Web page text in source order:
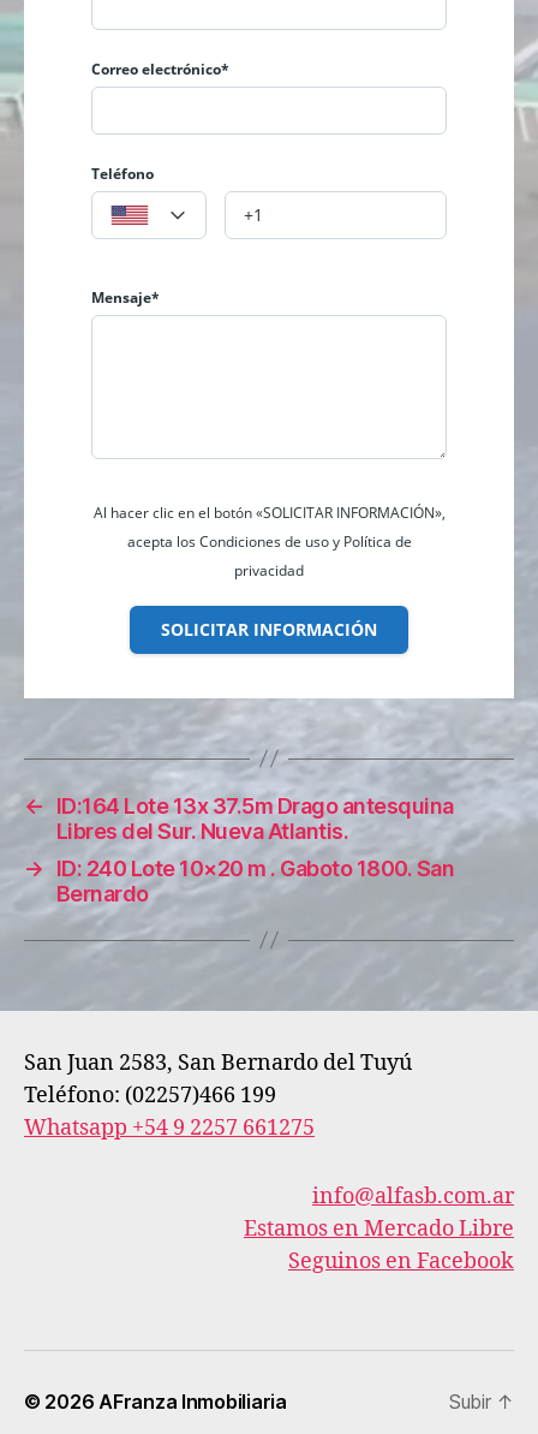
Correo electrónico*
Teléfono
Mensaje*
Al hacer clic en el botón «SOLICITAR INFORMACIÓN»,
acepta los Condiciones de uso y Política de
privacidad
SOLICITAR INFORMACIÓN
←
ID:164 Lote 13x 37.5m Drago antesquina
Libres del Sur. Nueva Atlantis.
→
ID: 240 Lote 10×20 m . Gaboto 1800. San
Bernardo
San Juan 2583, San Bernardo del Tuyú
Teléfono: (02257)466 199
Whatsapp +54 9 2257 661275
info@alfasb.com.ar
Estamos en Mercado Libre
Seguinos en Facebook
© 2026 AFranza Inmobiliaria Subir ↑